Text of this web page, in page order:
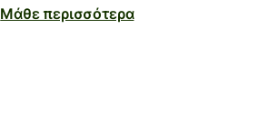
Μάθε περισσότερα